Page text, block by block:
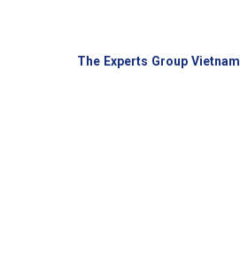
The Experts Group Vietnam